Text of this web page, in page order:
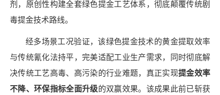
剂，原创性构建全套绿色提金工艺体系，彻底颠覆传统剧
毒提金技术路线。
经多场景工况验证，该绿色提金技术的黄金提取效率
与传统氰化法持平，完美适配工业生产需求，同时彻底解
决传统工艺高毒、高污染的行业难题，真正实现提金效率
不降、环保指标全面升级的双赢效果。该成果此前已斩获